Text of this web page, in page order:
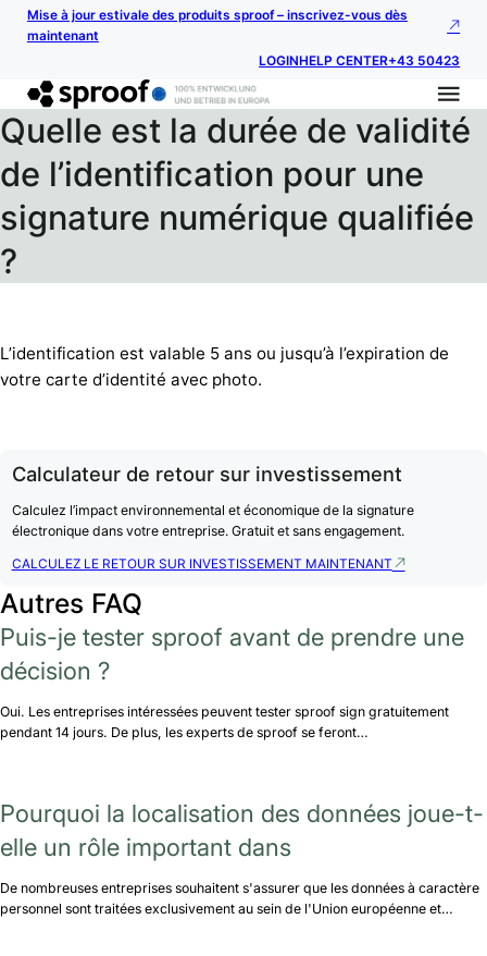
Mise à jour estivale des produits sproof – inscrivez-vous dès
maintenant
LOGINHELP CENTER+43 50423
Quelle est la durée de validité
de l’identification pour une
signature numérique qualifiée
?
L’identification est valable 5 ans ou jusqu’à l’expiration de
votre carte d’identité avec photo.
Calculateur de retour sur investissement
Calculez l’impact environnemental et économique de la signature
électronique dans votre entreprise. Gratuit et sans engagement.
CALCULEZ LE RETOUR SUR INVESTISSEMENT MAINTENANT
Autres FAQ
Puis-je tester sproof avant de prendre une
décision ?
Oui. Les entreprises intéressées peuvent tester sproof sign gratuitement
pendant 14 jours. De plus, les experts de sproof se feront…
Pourquoi la localisation des données joue-t-
elle un rôle important dans
De nombreuses entreprises souhaitent s'assurer que les données à caractère
personnel sont traitées exclusivement au sein de l'Union européenne et…